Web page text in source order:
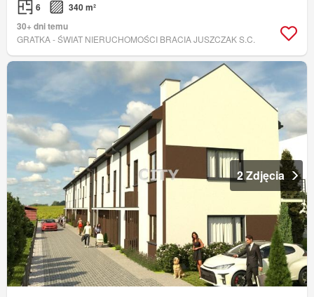
6
340 m²
30+ dni temu
GRATKA - ŚWIAT NIERUCHOMOŚCI BRACIA JUSZCZAK S.C.
2 Zdjęcia